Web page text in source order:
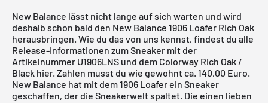
New Balance lässt nicht lange auf sich warten und wird
deshalb schon bald den New Balance 1906 Loafer Rich Oak
herausbringen. Wie du das von uns kennst, findest du alle
Release-Informationen zum Sneaker mit der
Artikelnummer U1906LNS und dem Colorway Rich Oak /
Black hier. Zahlen musst du wie gewohnt ca. 140,00 Euro.
New Balance hat mit dem 1906 Loafer ein Sneaker
geschaffen, der die Sneakerwelt spaltet. Die einen lieben